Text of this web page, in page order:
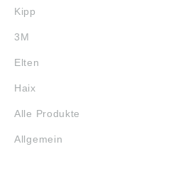
Kipp
3M
Elten
Haix
Alle Produkte
Allgemein